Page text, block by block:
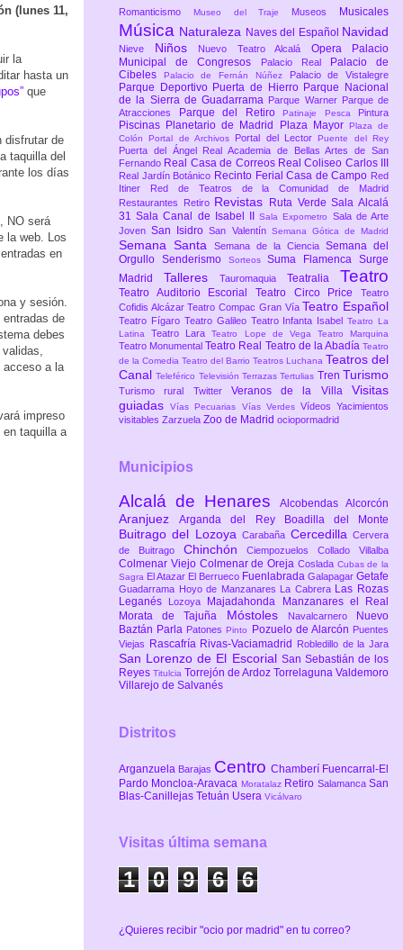
(lunes 11,
la
hasta un
que
disfrutar de
taquilla del
los días
NO será
la web. Los
en
y sesión.
de
debes
acceso a la
impreso
en taquilla a
Romanticismo
Museo del Traje Museos Musicales
Música Naturaleza Naves del Español Navidad
Nieve Niños Nuevo Teatro Alcalá Opera
Palacio
Municipal de Congresos
Palacio Real
Palacio de
Cibeles
Palacio de Fernán Núñez Palacio de Vistalegre
Parque Deportivo Puerta de Hierro Parque Nacional
de la Sierra de Guadarrama Parque Warner Parque de
Atracciones
Parque del Retiro Patinaje Pesca Pintura
Piscinas Planetario de Madrid Plaza Mayor
Plaza de
Colón Portal de Archivos Portal del LectorPuente del Rey
Puerta del Ángel
Real Academia de Bellas Artes de San
Fernando Real Casa de Correos Real Coliseo Carlos III
Real Jardín Botánico Recinto Ferial Casa de Campo Red
Itiner
Red de Teatros de la Comunidad de Madrid
Restaurantes
Retiro Revistas Ruta VerdeSala Alcalá
31Sala Canal de Isabel IISala Expometro Sala de Arte
JovenSan IsidroSan Valentín Semana Gótica de Madrid
Semana Santa Semana de la Ciencia Semana del
Orgullo Senderismo SorteosSuma FlamencaSurge
Madrid Talleres Tauromaquia Teatralia Teatro
Teatro Auditorio Escorial Teatro Circo Price Teatro
Cofidis AlcázarTeatro Compac Gran Vía Teatro Español
Teatro Fígaro Teatro Galileo Teatro Infanta IsabelTeatro La
Latina Teatro LaraTeatro Lope de Vega Teatro Marquina
Teatro Monumental Teatro Real Teatro de la Abadía Teatro
de la Comedia Teatro del Barrio Teatros Luchana Teatros del
CanalTeleférico TelevisiónTerrazasTertulias Tren Turismo
Turismo rural Twitter Veranos de la VillaVisitas
guiadasVías Pecuarias Vías Verdes VídeosYacimientos
visitables Zarzuela Zoo de Madrid ociopormadrid
Municipios
Alcalá de Henares Alcobendas Alcorcón
AranjuezArganda del Rey Boadilla del Monte
Buitrago del LozoyaCarabaña CercedillaCervera
de Buitrago ChinchónCiempozuelosCollado Villalba
Colmenar Viejo Colmenar de Oreja Coslada Cubas de la
Sagra El Atazar El Berrueco Fuenlabrada Galapagar Getafe
Guadarrama Hoyo de Manzanares La Cabrera Las Rozas
Leganés
Lozoya Majadahonda
Manzanares el Real
Morata de Tajuña Móstoles Navalcarnero
Nuevo
Baztán Parla PatonesPinto Pozuelo de Alarcón Puentes
Viejas
Rascafría Rivas-Vaciamadrid Robledillo de la Jara
San Lorenzo de El Escorial San Sebastián de los
Reyes Titulcia Torrejón de Ardoz Torrelaguna Valdemoro
Villarejo de Salvanés
Distritos
Arganzuela Barajas Centro Chamberí Fuencarral-El
Pardo Moncloa-Aravaca Moratalaz Retiro SalamancaSan
Blas-Canillejas Tetuán Usera Vicálvaro
Visitas última semana
1 0 9 6 6
¿Quieres recibir "ocio por madrid" en tu correo?